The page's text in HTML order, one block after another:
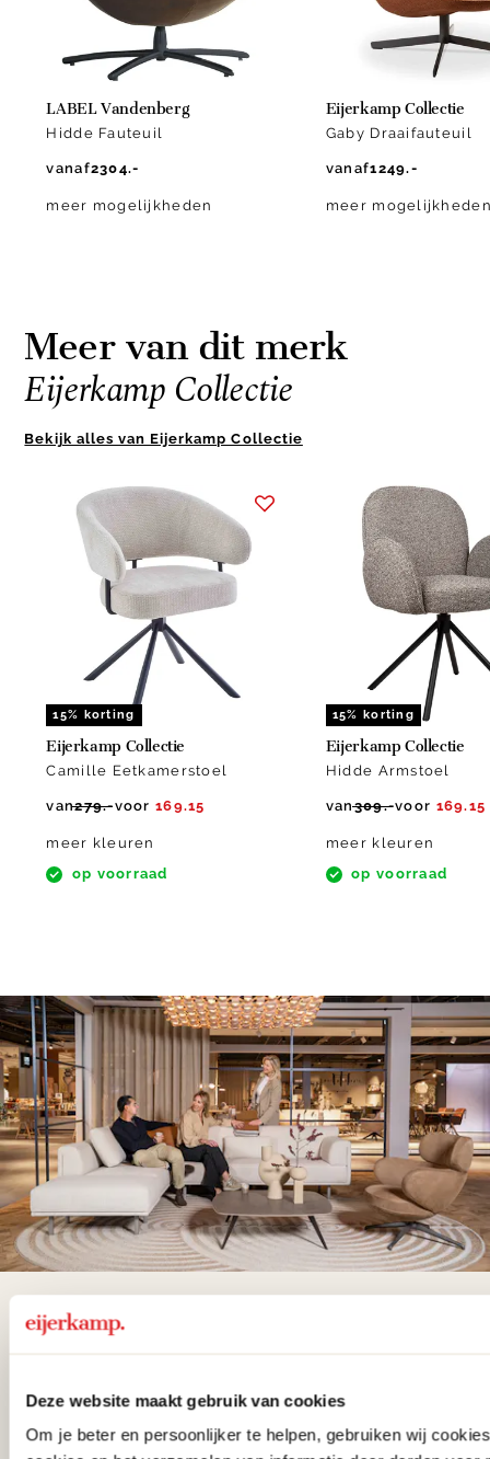
Deze website maakt gebruik van cookies
Om je beter en persoonlijker te helpen, gebruiken wij
LABEL Vandenberg
Hidde Fauteuil
vanaf2304.-
meer mogelijkheden
Eijerkamp Collectie
Gaby Draaifauteuil
vanaf1249.-
meer
Meer van dit merk
Eijerkamp Collectie
Bekijk alles van Eijerkamp Collectie
15% korting
Eijerkamp Collectie
Camille Eetkamerstoel
van279.-voor 169.15
meer kleuren
op voorraad
15% korting
Eijerkamp Collectie
Hidde Armstoel
van309.-voor 169.15
meer kleuren
op voorraad
De woonwinkel
Wie kent het programma vtwonen